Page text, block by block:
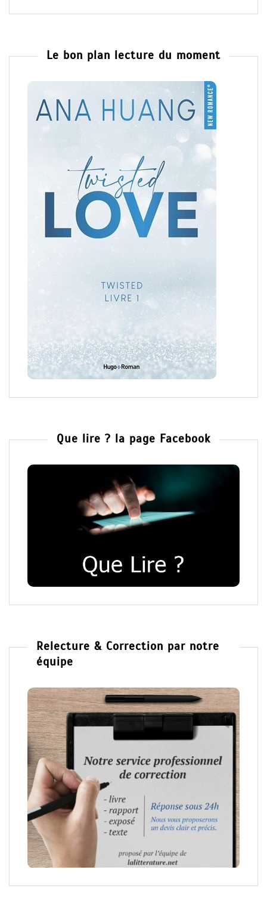
Le bon plan lecture du moment
Que lire ? la page Facebook
Relecture & Correction par notre
équipe